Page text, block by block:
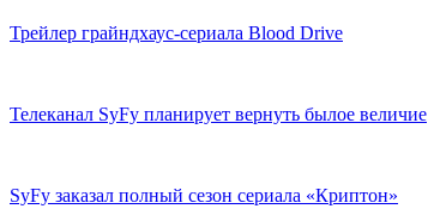
Трейлер грайндхаус-сериала Blood Drive
Телеканал SyFy планирует вернуть былое величие
SyFy заказал полный сезон сериала «Криптон»